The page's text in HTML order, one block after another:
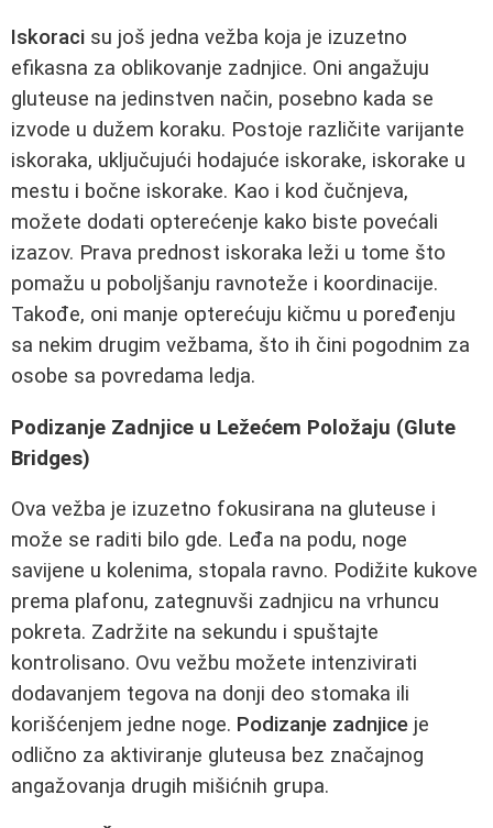
Iskoraci su još jedna vežba koja je izuzetno
efikasna za oblikovanje zadnjice. Oni angažuju
gluteuse na jedinstven način, posebno kada se
izvode u dužem koraku. Postoje različite varijante
iskoraka, uključujući hodajuće iskorake, iskorake u
mestu i bočne iskorake. Kao i kod čučnjeva,
možete dodati opterećenje kako biste povećali
izazov. Prava prednost iskoraka leži u tome što
pomažu u poboljšanju ravnoteže i koordinacije.
Takođe, oni manje opterećuju kičmu u poređenju
sa nekim drugim vežbama, što ih čini pogodnim za
osobe sa povredama ledja.
Podizanje Zadnjice u Ležećem Položaju (Glute
Bridges)
Ova vežba je izuzetno fokusirana na gluteuse i
može se raditi bilo gde. Leđa na podu, noge
savijene u kolenima, stopala ravno. Podižite kukove
prema plafonu, zategnuvši zadnjicu na vrhuncu
pokreta. Zadržite na sekundu i spuštajte
kontrolisano. Ovu vežbu možete intenzivirati
dodavanjem tegova na donji deo stomaka ili
korišćenjem jedne noge. Podizanje zadnjice je
odlično za aktiviranje gluteusa bez značajnog
angažovanja drugih mišićnih grupa.